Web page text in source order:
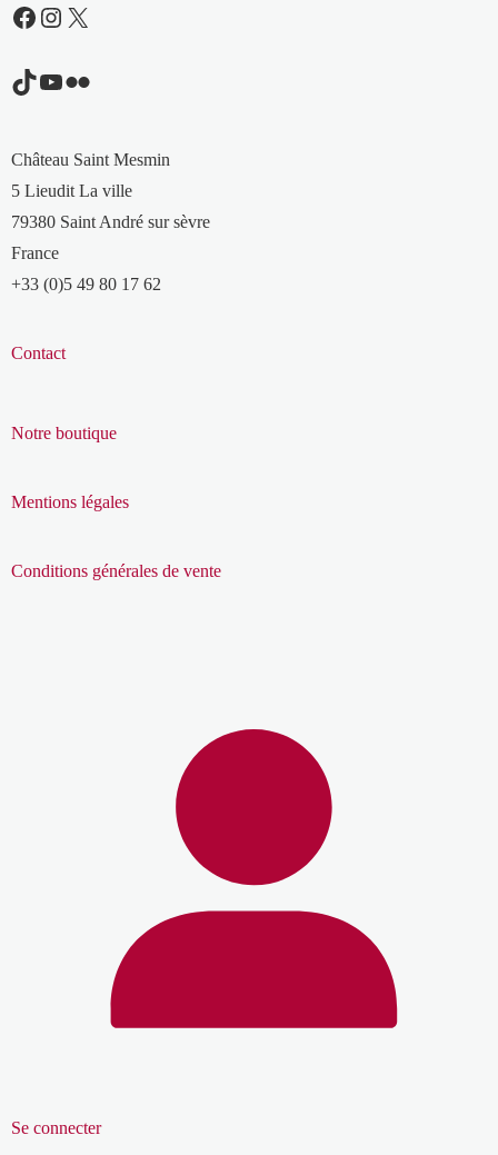
Facebook
Instagram
X
TikTok
YouTube
Flickr
Château Saint Mesmin
5 Lieudit La ville
79380 Saint André sur sèvre
France
+33 (0)5 49 80 17 62
Contact
Notre boutique
Mentions légales
Conditions générales de vente
Se connecter